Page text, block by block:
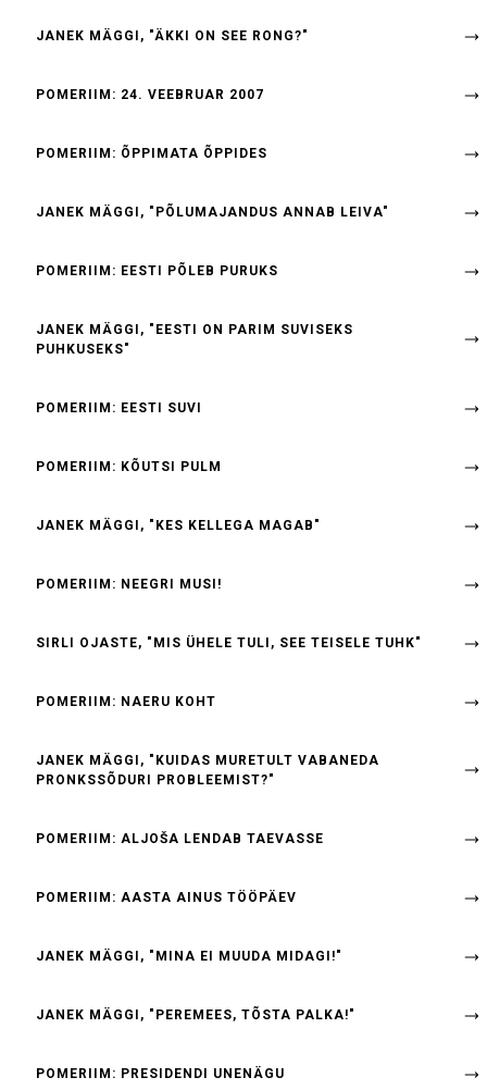
JANEK MÄGGI, "ÄKKI ON SEE RONG?"
POMERIIM: 24. VEEBRUAR 2007
POMERIIM: ÕPPIMATA ÕPPIDES
JANEK MÄGGI, "PÕLUMAJANDUS ANNAB LEIVA"
POMERIIM: EESTI PÕLEB PURUKS
JANEK MÄGGI, "EESTI ON PARIM SUVISEKS
PUHKUSEKS"
POMERIIM: EESTI SUVI
POMERIIM: KÕUTSI PULM
JANEK MÄGGI, "KES KELLEGA MAGAB"
POMERIIM: NEEGRI MUSI!
SIRLI OJASTE, "MIS ÜHELE TULI, SEE TEISELE TUHK"
POMERIIM: NAERU KOHT
JANEK MÄGGI, "KUIDAS MURETULT VABANEDA
PRONKSSÕDURI PROBLEEMIST?"
POMERIIM: ALJOŠA LENDAB TAEVASSE
POMERIIM: AASTA AINUS TÖÖPÄEV
JANEK MÄGGI, "MINA EI MUUDA MIDAGI!"
JANEK MÄGGI, "PEREMEES, TÕSTA PALKA!"
POMERIIM: PRESIDENDI UNENÄGU